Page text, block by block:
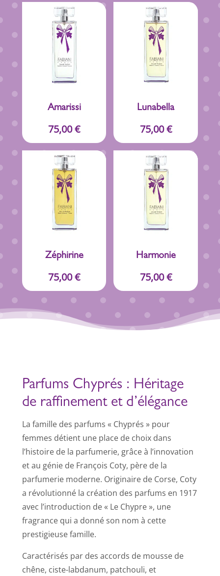
Amarissi
75,00€
Lunabella
75,00€
Zéphirine
75,00€
Harmonie
75,00€
Parfums Chyprés : Héritage
de raffinement et d’élégance
La famille des parfums « Chyprés » pour
femmes détient une place de choix dans
l’histoire de la parfumerie, grâce à l’innovation
et au génie de François Coty, père de la
parfumerie moderne. Originaire de Corse, Coty
a révolutionné la création des parfums en 1917
avec l’introduction de « Le Chypre », une
fragrance qui a donné son nom à cette
prestigieuse famille.
Caractérisés par des accords de mousse de
chêne, ciste-labdanum, patchouli, et